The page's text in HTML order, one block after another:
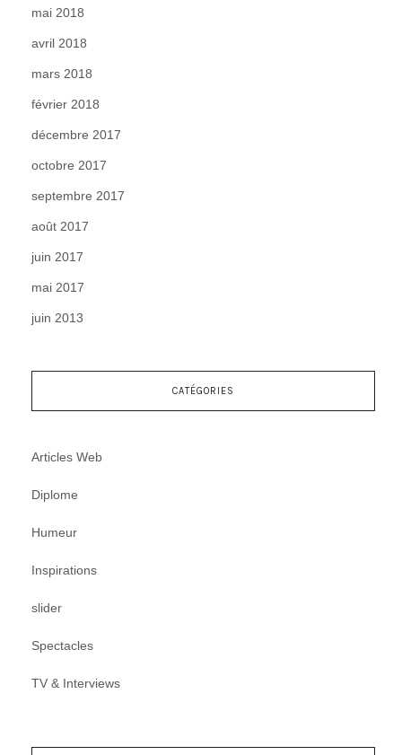
mai 2018
avril 2018
mars 2018
février 2018
décembre 2017
octobre 2017
septembre 2017
août 2017
juin 2017
mai 2017
juin 2013
CATÉGORIES
Articles Web
Diplome
Humeur
Inspirations
slider
Spectacles
TV & Interviews